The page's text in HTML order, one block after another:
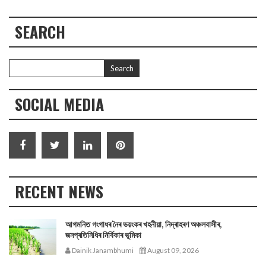
SEARCH
SOCIAL MEDIA
RECENT NEWS
আগমনিত গংগাধৰ নৈৰ ভয়ংকৰ খহনীয়া, নিদ্ৰাহৰণ অঞ্চলবাসীৰ,
জনপ্ৰতিনিধিৰ নিৰ্বিকাৰ ভূমিকা
Dainik Janambhumi August 09, 2026